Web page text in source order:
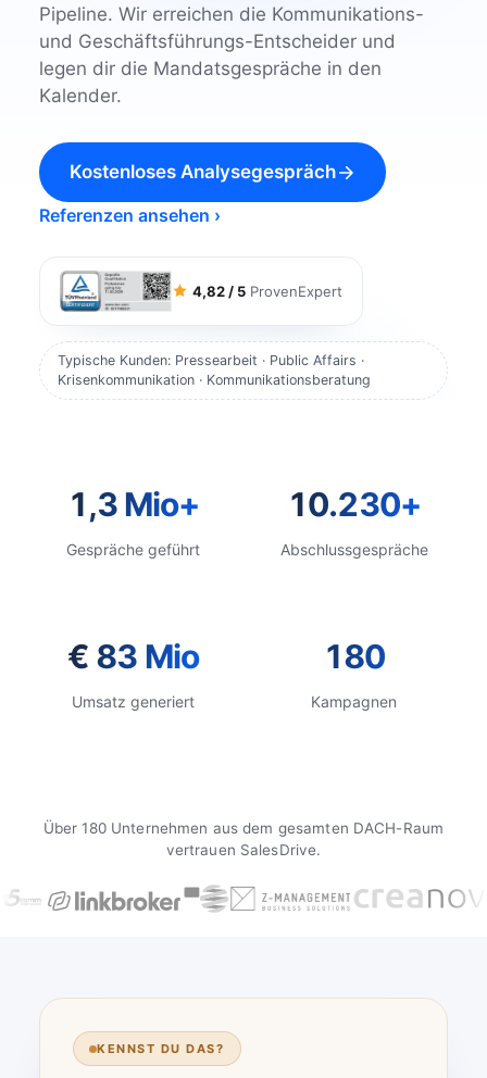
Pipeline. Wir erreichen die Kommunikations-
und Geschäftsführungs-Entscheider und
legen dir die Mandatsgespräche in den
Kalender.
Kostenloses Analysegespräch
Referenzen ansehen ›
4,82 / 5 ProvenExpert
Typische Kunden: Pressearbeit · Public Affairs ·
Krisenkommunikation · Kommunikationsberatung
1,3 Mio+
Gespräche geführt
10.230+
Abschlussgespräche
€ 83 Mio
Umsatz generiert
180
Kampagnen
Über 180 Unternehmen aus dem gesamten DACH-Raum
vertrauen SalesDrive.
KENNST DU DAS?